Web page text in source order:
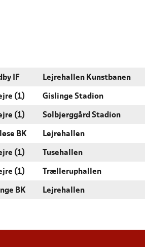
IF Lejrehallen Kunstbanen
(1) Gislinge Stadion
(1) Solbjerggård Stadion
BK Lejrehallen
(1) Tusehallen
(1) Trælleruphallen
BK Lejrehallen